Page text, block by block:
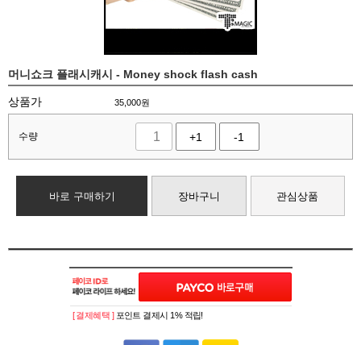
머니쇼크 플래시캐시 - Money shock flash cash
상품가 35,000원
수량 +1 -1
바로 구매하기 장바구니 관심상품
[ 결제혜택 ] 포인트 결제시 1% 적립!